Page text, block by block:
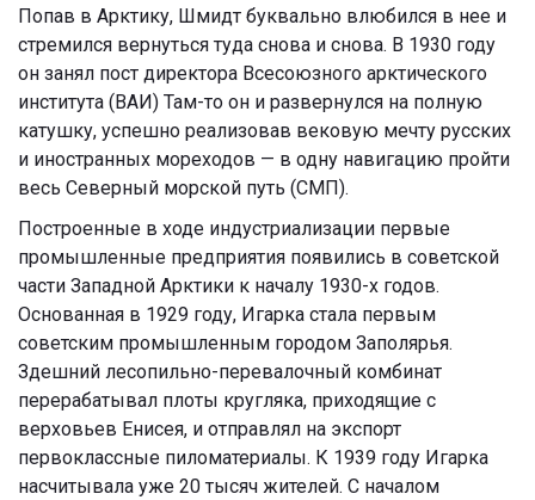
Попав в Арктику, Шмидт буквально влюбился в нее и
стремился вернуться туда снова и снова. В 1930 году
он занял пост директора Всесоюзного арктического
института (ВАИ) Там-то он и развернулся на полную
катушку, успешно реализовав вековую мечту русских
и иностранных мореходов — в одну навигацию пройти
весь Северный морской путь (СМП).
Построенные в ходе индустриализации первые
промышленные предприятия появились в советской
части Западной Арктики к началу 1930-х годов.
Основанная в 1929 году, Игарка стала первым
советским промышленным городом Заполярья.
Здешний лесопильно-перевалочный комбинат
перерабатывал плоты кругляка, приходящие с
верховьев Енисея, и отправлял на экспорт
первоклассные пиломатериалы. К 1939 году Игарка
насчитывала уже 20 тысяч жителей. С началом